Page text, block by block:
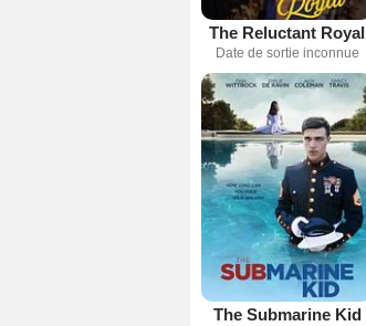
The Reluctant Royal
Date de sortie inconnue
The Submarine Kid